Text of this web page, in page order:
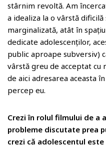
stârnim revoltă. Am
a idealiza la o vârstă
marginalizată, atât în
dedicate adolescenților,
public aproape subversiv)
vârstă greu de acceptat
de aici adresarea aceasta
percep eu.
Crezi în rolul filmului de a
probleme discutate prea
crezi că adolescentul